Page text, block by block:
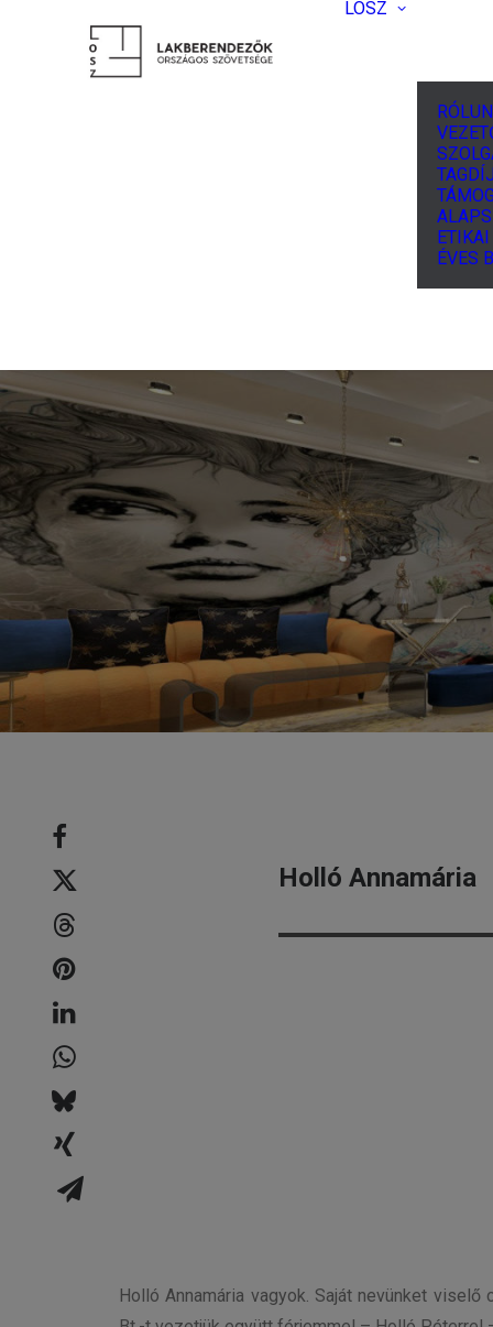
LOSZ
ÉVES
Holló Annamária
Holló Annamária vagyok. Saját nevünket